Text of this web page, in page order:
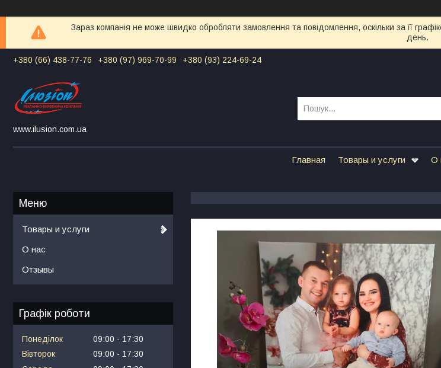
Зараз компанія не може швидко обробляти замовлення та повідомлення, оскільки за її
день.
+380 (66) 438-77-76 +380 (97) 969-70-99 +380 (93) 224-69-24
www.ilusion.com.ua
Главная Товары и услуги О
Товары и услуги
О нас
Отзывы
Графік роботи
Понеділок 09:00
17:30
Вівторок
09:00
17:30